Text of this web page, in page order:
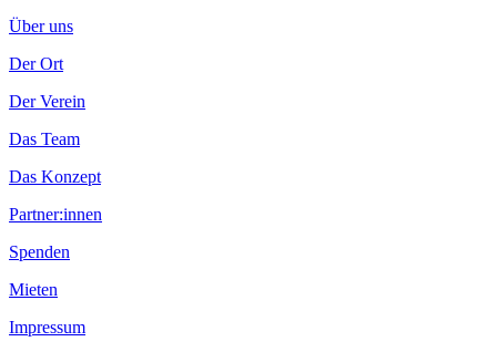
Über uns
Der Ort
Der Verein
Das Team
Das Konzept
Partner:innen
Spenden
Mieten
Impressum